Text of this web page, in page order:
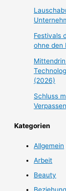
Festivals
ohne den
(2026)
Schluss
Kategorien
Allgemein
Arbeit
Beauty